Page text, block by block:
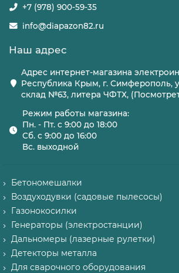
+7 (978) 900-59-35
info@diapazon82.ru
Наш адрес
Адрес интернет-магазина
Республика Крым, г. Симферополь,
склад №63, литера ЧФТХ,
Режим работы магазина:
Пн. - Пт. с 9:00 до 18:00
Сб. с 9:00 до 16:00
Вс. выходной
Бетономешалки
Воздуходувки (садовые пылесосы)
Газонокосилки
Генераторы (электростанции)
Дальномеры (лазерные рулетки)
Детекторы металла
Для сварочного оборудования